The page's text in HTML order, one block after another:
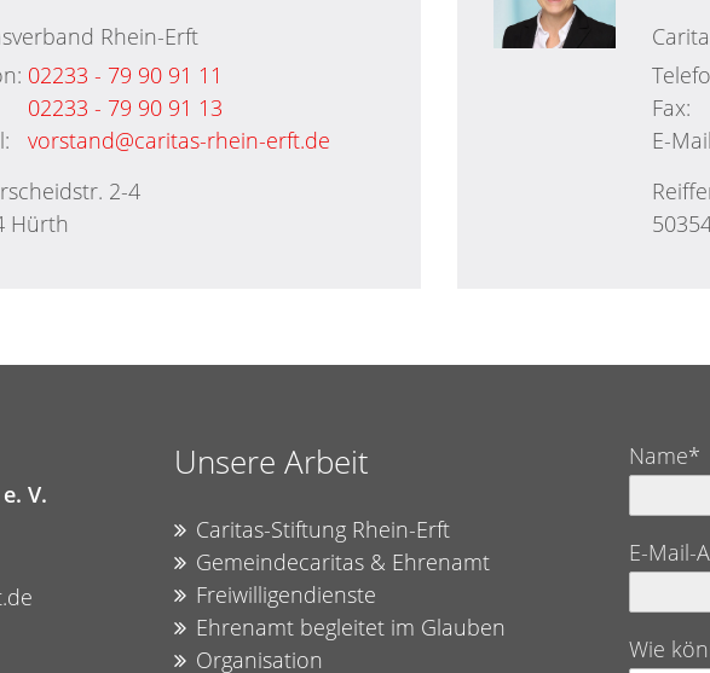
Rhein-Erft
02233 - 79 90 91 11
02233 - 79 90 91 13
vorstand@caritas-rhein-erft.de
2-4
Hürth
Fax:
E-
V.
Unsere Arbeit
Caritas-Stiftung Rhein-Erft
Gemeindecaritas & Ehrenamt
Freiwilligendienste
Ehrenamt begleitet im Glauben
Organisation
Name*
E-Mail-
Wie